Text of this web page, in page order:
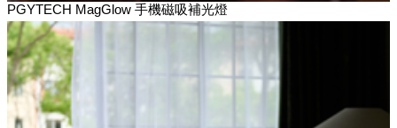
PGYTECH MagGlow 手機磁吸補光燈